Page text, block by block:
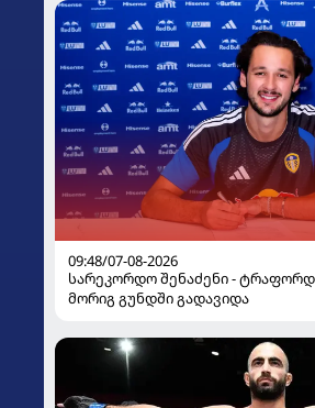
09:48/07-08-2026
სარეკორდო შენაძენი -
მორიგ გუნდში გადავიდა